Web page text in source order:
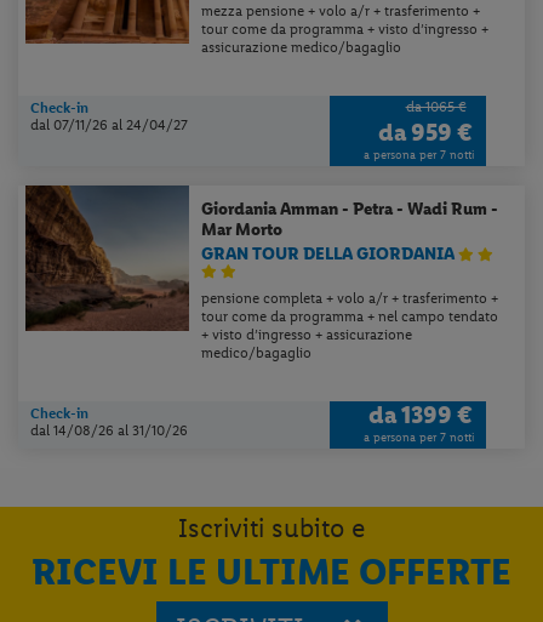
mezza pensione + volo a/r + trasferimento +
tour come da programma + visto d’ingresso +
assicurazione medico/bagaglio
Check-in
dal 07/11/26al 24/04/27
da 1065 €
da959 €
a persona per 7 notti
GiordaniaAmman - Petra - Wadi Rum -
Mar Morto
GRAN TOUR DELLA GIORDANIA
pensione completa + volo a/r + trasferimento +
tour come da programma + nel campo tendato
+ visto d’ingresso + assicurazione
medico/bagaglio
Check-in
dal 14/08/26al 31/10/26
da1399 €
a persona per 7 notti
Iscriviti subito e
RICEVI LE ULTIME OFFERTE